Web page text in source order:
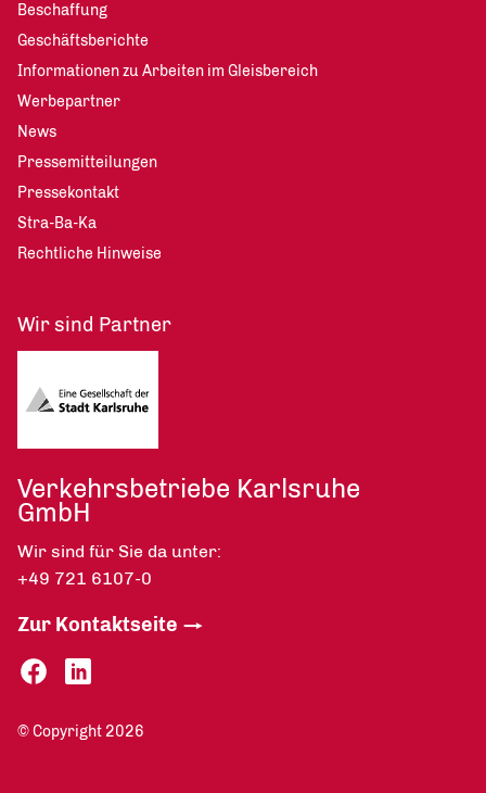
Beschaffung
Geschäftsberichte
Informationen zu Arbeiten im Gleisbereich
Werbepartner
News
Pressemitteilungen
Pressekontakt
Stra-Ba-Ka
Rechtliche Hinweise
Wir sind Partner
Verkehrsbetriebe Karlsruhe
GmbH
Wir sind für Sie da unter:
+49 721 6107-0
Zur Kontaktseite
© Copyright 2026